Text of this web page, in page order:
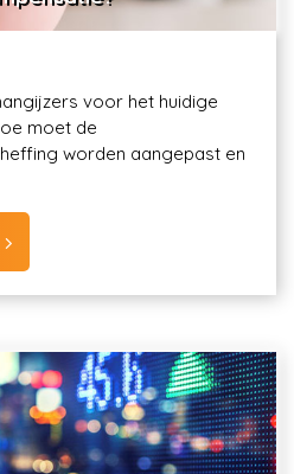
voor het huidige
moet de
worden aangepast en